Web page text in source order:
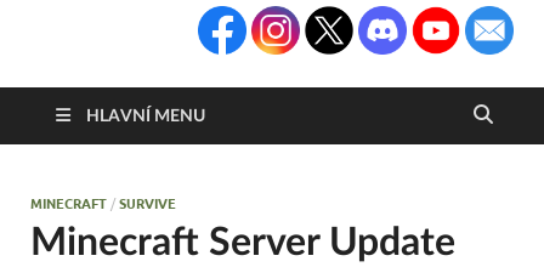
HLAVNÍ MENU
MINECRAFT /SURVIVE
Minecraft Server Update